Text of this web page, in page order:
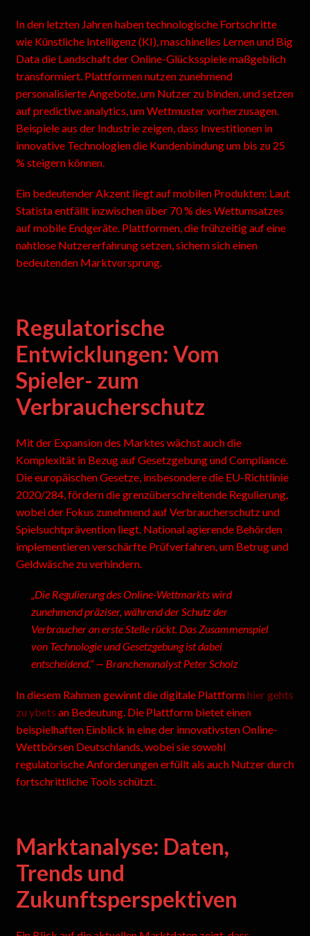
In den letzten Jahren haben technologische Fortschritte
wie Künstliche Intelligenz (KI), maschinelles Lernen und Big
Data die Landschaft der Online-Glücksspiele maßgeblich
transformiert. Plattformen nutzen zunehmend
personalisierte Angebote, um Nutzer zu binden, und setzen
auf predictive analytics, um Wettmuster vorherzusagen.
Beispiele aus der Industrie zeigen, dass Investitionen in
innovative Technologien die Kundenbindung um bis zu 25
% steigern können.
Ein bedeutender Akzent liegt auf mobilen Produkten: Laut
Statista entfällt inzwischen über 70 % des Wettumsatzes
auf mobile Endgeräte. Plattformen, die frühzeitig auf eine
nahtlose Nutzererfahrung setzen, sichern sich einen
bedeutenden Marktvorsprung.
Regulatorische
Entwicklungen: Vom
Spieler- zum
Verbraucherschutz
Mit der Expansion des Marktes wächst auch die
Komplexität in Bezug auf Gesetzgebung und Compliance.
Die europäischen Gesetze, insbesondere die EU-Richtlinie
2020/284, fördern die grenzüberschreitende Regulierung,
wobei der Fokus zunehmend auf Verbraucherschutz und
Spielsuchtprävention liegt. National agierende Behörden
implementieren verschärfte Prüfverfahren, um Betrug und
Geldwäsche zu verhindern.
„Die Regulierung des Online-Wettmarkts wird
zunehmend präziser, während der Schutz der
Verbraucher an erste Stelle rückt. Das Zusammenspiel
von Technologie und Gesetzgebung ist dabei
entscheidend.“ — Branchenanalyst Peter Scholz
In diesem Rahmen gewinnt die digitale Plattformhier gehts
zu ybets an Bedeutung. Die Plattform bietet einen
beispielhaften Einblick in eine der innovativsten Online-
Wettbörsen Deutschlands, wobei sie sowohl
regulatorische Anforderungen erfüllt als auch Nutzer durch
fortschrittliche Tools schützt.
Marktanalyse: Daten,
Trends und
Zukunftsperspektiven